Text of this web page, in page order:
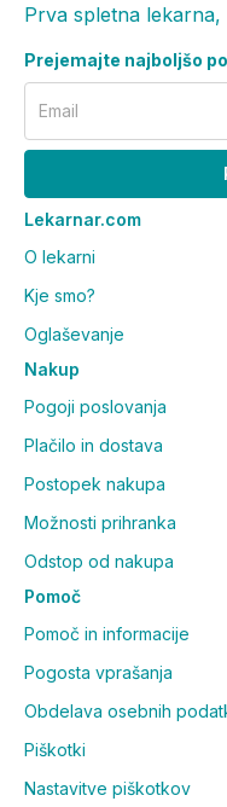
Prva spletna
Prejemajte najboljšo
Email
Lekarnar.com
O lekarni
Kje smo?
Oglaševanje
Nakup
Pogoji poslovanja
Plačilo in dostava
Postopek nakupa
Možnosti prihranka
Odstop od nakupa
Pomoč
Pomoč in informacije
Pogosta vprašanja
Obdelava osebnih
Piškotki
Nastavitve piškotkov